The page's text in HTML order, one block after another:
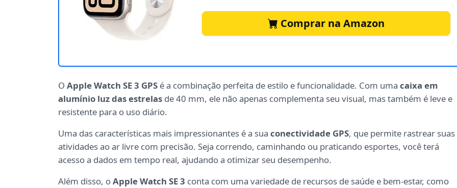
Comprar na Amazon
O Apple Watch SE 3 GPS é a combinação perfeita de estilo e funcionalidade. Com uma caixa em
alumínio luz das estrelas de 40 mm, ele não apenas complementa seu visual, mas também é leve e
resistente para o uso diário.
Uma das características mais impressionantes é a sua conectividade GPS, que permite rastrear suas
atividades ao ar livre com precisão. Seja correndo, caminhando ou praticando esportes, você terá
acesso a dados em tempo real, ajudando a otimizar seu desempenho.
Além disso, oApple Watch SE 3 conta com uma variedade de recursos de saúde e bem-estar, como